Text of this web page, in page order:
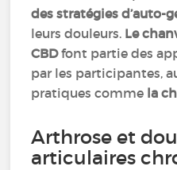
des stratégies d’auto-
leurs douleurs. Le
CBDfont partie des
par les participantes,
pratiques comme la
Arthrose et
articulaires